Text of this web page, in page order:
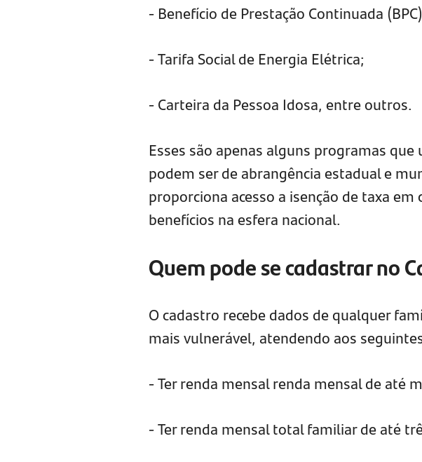
- Benefício de Prestação Continuada
- Tarifa Social de Energia Elétrica;
- Carteira da Pessoa Idosa, entre outros.
Esses são apenas alguns programas
podem ser de abrangência estadual e
proporciona acesso a isenção de taxa
benefícios na esfera nacional.
Quem pode se cadastrar no
O cadastro recebe dados de qualquer
mais vulnerável, atendendo aos
- Ter renda mensal renda mensal de até
- Ter renda mensal total familiar de até